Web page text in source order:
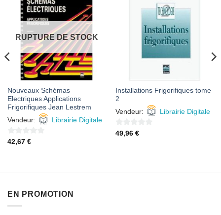
AJOUTER
À MES
FAVORIS
RUPTURE DE STOCK
Nouveaux Schémas
Electriques Applications
Frigorifiques Jean Lestrem
Vendeur:
Librairie Digitale
0
42,67 €
AJOUTER
Installations Frigorifiques tome
2
Vendeur:
Librairie Digitale
0
49,96 €
EN PROMOTION